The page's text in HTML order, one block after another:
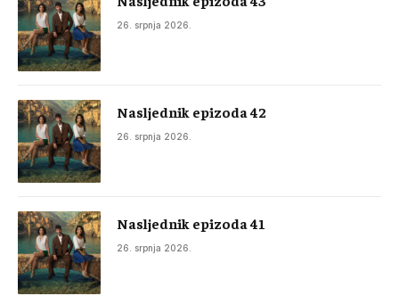
26. srpnja 2026.
Nasljednik epizoda 42
26. srpnja 2026.
Nasljednik epizoda 41
26. srpnja 2026.